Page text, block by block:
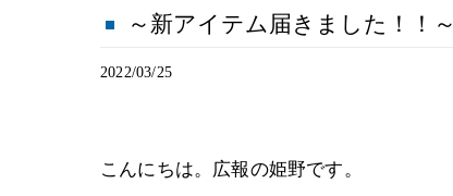
～新アイテム届きました！！～
2022/03/25
こんにちは。広報の姫野です。